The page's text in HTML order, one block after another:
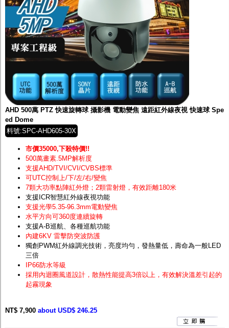
AHD 500萬 PTZ 快速旋轉球 攝影機 電動變焦 遠距紅外線夜視 快速球 Spe
ed Dome
料號:SPC-AHD605-30X
市價35000,下殺特價!!
500萬畫素.5MP解析度
支援AHD/TVI/CVI/CVBS標準
可UTC控制上/下/左/右/變焦
7顆大功率點陣紅外燈；2顆雷射燈，有效距離180米
支援ICR智慧紅外線夜視功能
支援光學5.35-96.3mm電動變焦
水平方向可360度連續旋轉
支援A-B巡航、各種巡航功能
內建6KV 雷擊防突波防護
獨創PWM紅外線調光技術，亮度均勻，發熱量低，壽命為一般LED
三倍
IP66防水等級
採用內迴圈風道設計，散熱性能提高3倍以上，有效解決溫差引起的
起霧現象
NT$ 7,900 about USD$ 246.25